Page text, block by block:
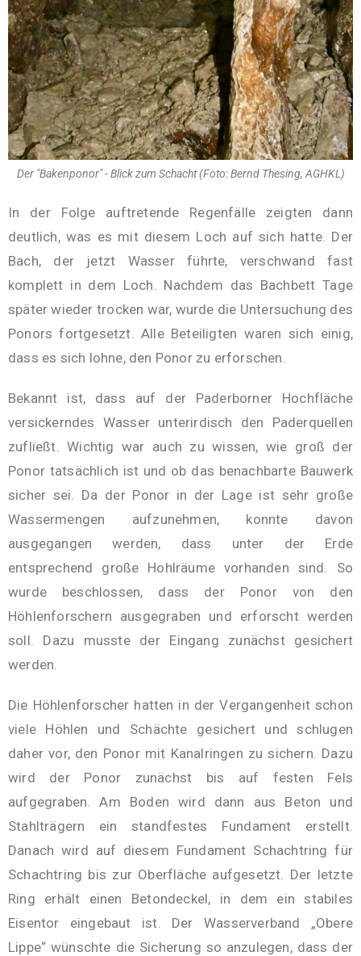
Der "Bakenponor" - Blick zum Schacht (Foto: Bernd Thesing, AGHKL)
In der Folge auftretende Regenfälle zeigten dann
deutlich, was es mit diesem Loch auf sich hatte. Der
Bach, der jetzt Wasser führte, verschwand fast
komplett in dem Loch. Nachdem das Bachbett Tage
später wieder trocken war, wurde die Untersuchung des
Ponors fortgesetzt. Alle Beteiligten waren sich einig,
dass es sich lohne, den Ponor zu erforschen.
Bekannt ist, dass auf der Paderborner Hochfläche
versickerndes Wasser unterirdisch den Paderquellen
zufließt. Wichtig war auch zu wissen, wie groß der
Ponor tatsächlich ist und ob das benachbarte Bauwerk
sicher sei. Da der Ponor in der Lage ist sehr große
Wassermengen aufzunehmen, konnte davon
ausgegangen werden, dass unter der Erde
entsprechend große Hohlräume vorhanden sind. So
wurde beschlossen, dass der Ponor von den
Höhlenforschern ausgegraben und erforscht werden
soll. Dazu musste der Eingang zunächst gesichert
werden.
Die Höhlenforscher hatten in der Vergangenheit schon
viele Höhlen und Schächte gesichert und schlugen
daher vor, den Ponor mit Kanalringen zu sichern. Dazu
wird der Ponor zunächst bis auf festen Fels
aufgegraben. Am Boden wird dann aus Beton und
Stahlträgern ein standfestes Fundament erstellt.
Danach wird auf diesem Fundament Schachtring für
Schachtring bis zur Oberfläche aufgesetzt. Der letzte
Ring erhält einen Betondeckel, in dem ein stabiles
Eisentor eingebaut ist. Der Wasserverband „Obere
Lippe“ wünschte die Sicherung so anzulegen, dass der